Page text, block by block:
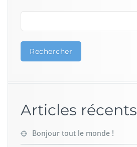
Rechercher
Articles récents
Bonjour tout le monde !